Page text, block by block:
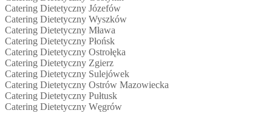
Catering Dietetyczny Józefów
Catering Dietetyczny Wyszków
Catering Dietetyczny Mława
Catering Dietetyczny Płońsk
Catering Dietetyczny Ostrołęka
Catering Dietetyczny Zgierz
Catering Dietetyczny Sulejówek
Catering Dietetyczny Ostrów Mazowiecka
Catering Dietetyczny Pułtusk
Catering Dietetyczny Węgrów